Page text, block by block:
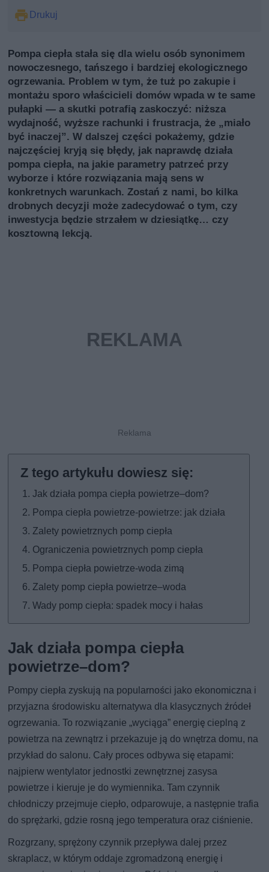
Drukuj
Pompa ciepła stała się dla wielu osób synonimem
nowoczesnego, tańszego i bardziej ekologicznego
ogrzewania. Problem w tym, że tuż po zakupie i
montażu sporo właścicieli domów wpada w te same
pułapki — a skutki potrafią zaskoczyć: niższa
wydajność, wyższe rachunki i frustracja, że „miało
być inaczej”. W dalszej części pokażemy, gdzie
najczęściej kryją się błędy, jak naprawdę działa
pompa ciepła, na jakie parametry patrzeć przy
wyborze i które rozwiązania mają sens w
konkretnych warunkach. Zostań z nami, bo kilka
drobnych decyzji może zadecydować o tym, czy
inwestycja będzie strzałem w dziesiątkę… czy
kosztowną lekcją.
Jak działa pompa ciepła powietrze–dom?
Pompa ciepła powietrze-powietrze: jak działa
Zalety powietrznych pomp ciepła
Ograniczenia powietrznych pomp ciepła
Pompa ciepła powietrze-woda zimą
Zalety pomp ciepła powietrze–woda
Wady pomp ciepła: spadek mocy i hałas
Jak działa pompa ciepła
powietrze–dom?
Pompy ciepła zyskują na popularności jako ekonomiczna i
przyjazna środowisku alternatywa dla klasycznych źródeł
ogrzewania. To rozwiązanie „wyciąga” energię cieplną z
powietrza na zewnątrz i przekazuje ją do wnętrza domu, na
przykład do salonu. Cały proces odbywa się etapami:
najpierw wentylator jednostki zewnętrznej zasysa
powietrze i kieruje je do wymiennika. Tam czynnik
chłodniczy przejmuje ciepło, odparowuje, a następnie trafia
do sprężarki, gdzie rosną jego temperatura oraz ciśnienie.
Rozgrzany, sprężony czynnik przepływa dalej przez
skraplacz, w którym oddaje zgromadzoną energię i